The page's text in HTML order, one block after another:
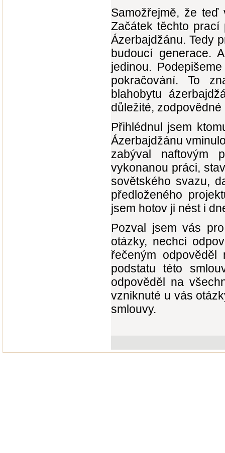
Samožřejmě, že teď
Začátek těchto prací
Ázerbajdžánu. Tedy
budoucí generace.
jedinou.
pokračování. To
blahobytu
důležité,
Přihlédnul jsem
Ázerbajdžánu
zabýval naftovým
vykonanou práci,
sovětského svazu,
předloženého
jsem hotov ji nést i
Pozval jsem vás
otázky, nechci
řečeným
podstatu této
odpověděl na
vzniknuté u vás
smlouvy.